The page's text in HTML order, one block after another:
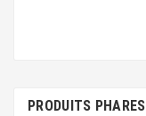
PRODUITS PHARES